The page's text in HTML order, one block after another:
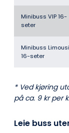
Minibuss VIP 16-
seter
Minibuss
16-seter
* Ved kjøring
på ca. 9 kr per
Leie buss